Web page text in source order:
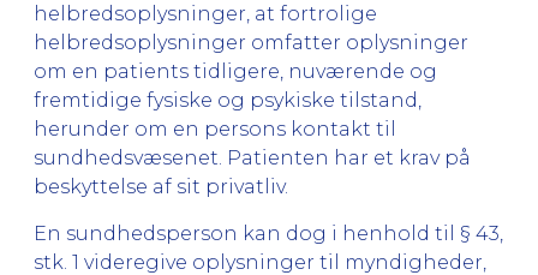
helbredsoplysninger, at fortrolige
helbredsoplysninger omfatter oplysninger
om en patients tidligere, nuværende og
fremtidige fysiske og psykiske tilstand,
herunder om en persons kontakt til
sundhedsvæsenet. Patienten har et krav på
beskyttelse af sit privatliv.
En sundhedsperson kan dog i henhold til § 43,
stk. 1 videregive oplysninger til myndigheder,